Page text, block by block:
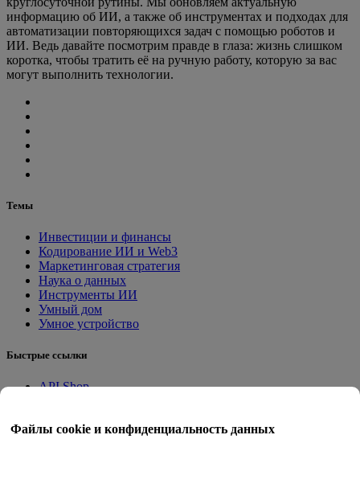
Файлы cookie и конфиденциальность данных
информацию об ИИ, а также об инструментах и подходах для
автоматизации повторяющихся задач с помощью роботов и
ИИ. Ведь давайте посмотрим правде в глаза: жизнь слишком
коротка, чтобы тратить её на ручную работу, которую за вас
могут выполнить технологии.
Темы
Инвестиции и финансы
Кодирование ИИ и Web3
Маркетинговая стратегия
Наука о данных
Инструменты ИИ
Умный дом
Умное устройство
Быстрые ссылки
API Shop
Квант Трейд